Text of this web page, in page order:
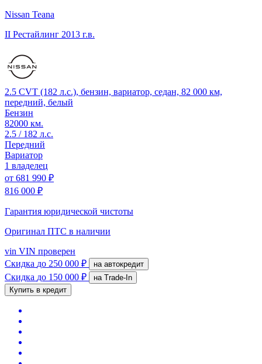
Nissan Teana
II Рестайлинг 2013 г.в.
2.5 CVT (182 л.с.), бензин, вариатор, седан, 82 000 км,
передний, белый
Бензин
82000 км.
2.5 / 182 л.с.
Передний
Вариатор
1 владелец
от 681 990 ₽
816 000 ₽
Гарантия юридической чистоты
Оригинал ПТС в наличии
vin VIN проверен
Скидка до 250 000 ₽ на автокредит
Скидка до 150 000 ₽
на Trade-In
Купить в кредит